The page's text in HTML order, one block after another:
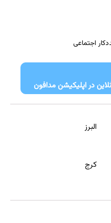
اجتماعی
در اپلیکیشن مدافون
البرز
کرج